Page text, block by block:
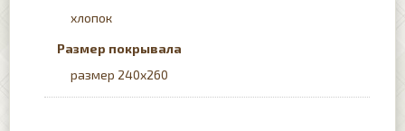
хлопок
Размер покрывала
размер 240х260